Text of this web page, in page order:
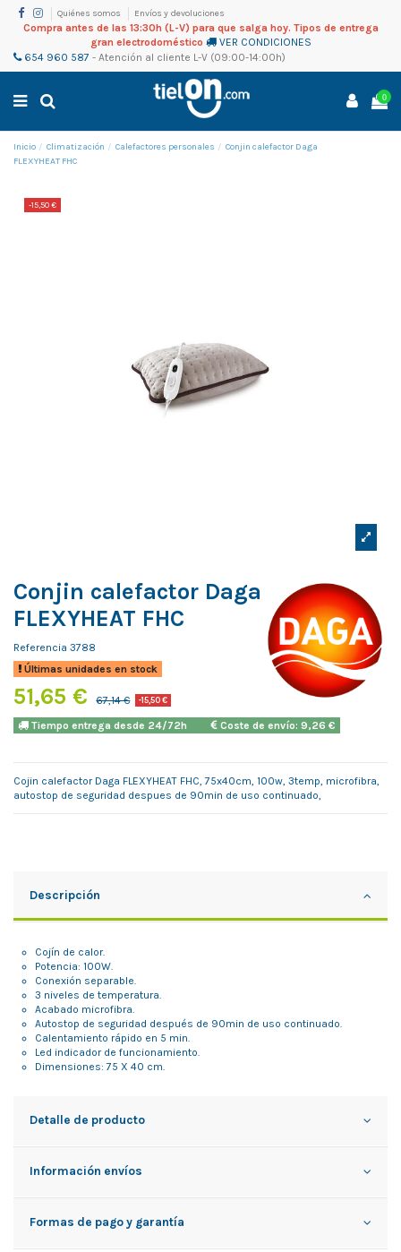
Quiénes somos Envíos y devoluciones
Compra antes de las 13:30h (L-V) para que salga hoy. Tipos de entrega
gran electrodoméstico
VER CONDICIONES
654 960 587 - Atención al cliente L-V (09:00-14:00h)
0
Inicio Climatización Calefactores personales
Conjin calefactor Daga
FLEXYHEAT FHC
-15,50 €
Conjin calefactor Daga
FLEXYHEAT FHC
Referencia 3788
Últimas unidades en stock
51,65 € 67,14 € -15,50 €
Tiempo entrega desde 24/72h Coste de envío: 9,26 €
Cojin calefactor Daga FLEXYHEAT FHC, 75x40cm, 100w, 3temp, microfibra,
autostop de seguridad despues de 90min de uso continuado,
Descripción
Cojín de calor.
Potencia: 100W.
Conexión separable.
3 niveles de temperatura.
Acabado microfibra.
Autostop de seguridad después de 90min de uso continuado.
Calentamiento rápido en 5 min.
Led indicador de funcionamiento.
Dimensiones: 75 X 40 cm.
Detalle de producto
Información envíos
Formas de pago y garantía